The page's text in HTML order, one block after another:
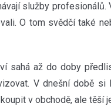
služby
O tom svědčí také
sahá až do doby
V dnešní době
v obchodě, ale těší